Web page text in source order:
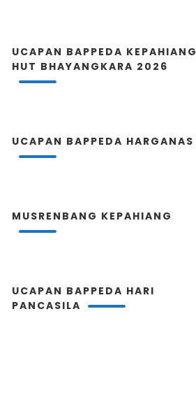
UCAPAN BAPPEDA KEPAHIANG
HUT BHAYANGKARA 2026
UCAPAN BAPPEDA HARGANAS
MUSRENBANG KEPAHIANG
UCAPAN BAPPEDA HARI
PANCASILA